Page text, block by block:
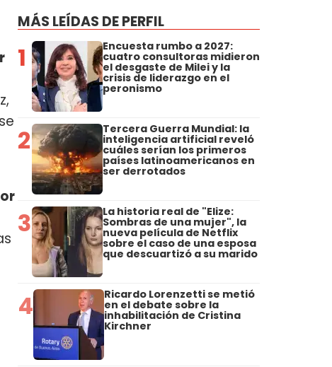
MÁS LEÍDAS DE PERFIL
1 Encuesta rumbo a 2027:
cuatro consultoras midieron
el desgaste de Milei y la
crisis de liderazgo en el
peronismo
2 Tercera Guerra Mundial: la
inteligencia artificial reveló
cuáles serían los primeros
países latinoamericanos en
ser derrotados
3 La historia real de "Elize:
Sombras de una mujer", la
nueva película de Netflix
sobre el caso de una esposa
que descuartizó a su marido
4 Ricardo Lorenzetti se metió
en el debate sobre la
inhabilitación de Cristina
Kirchner